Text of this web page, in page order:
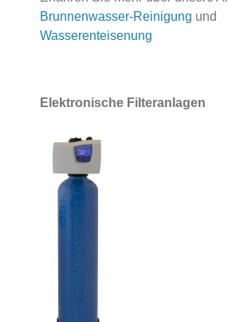
Brunnenwasser-Reinigung und
Wasserenteisenung
Elektronische Filteranlagen